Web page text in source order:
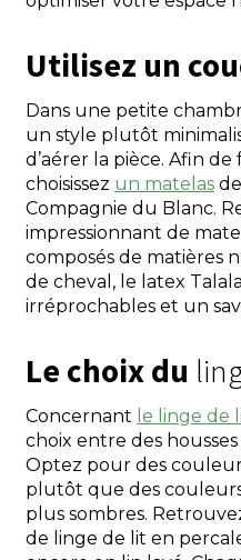
Utilisez un
Dans une petite
un style plutôt
d’aérer la pièce. Afin
choisissez un matelas
Compagnie du Blanc.
impressionnant de
composés de matières
de cheval, le latex
irréprochables et un
Le choix du
Concernant le linge de
choix entre des
Optez pour des
plutôt que des
plus sombres.
de linge de lit en